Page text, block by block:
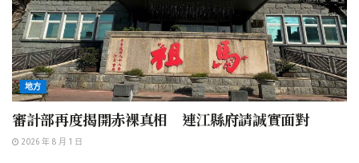
地方
審計部再度揭開赤裸真相 連江縣府請誠實面對
2026 年 8 月 1 日